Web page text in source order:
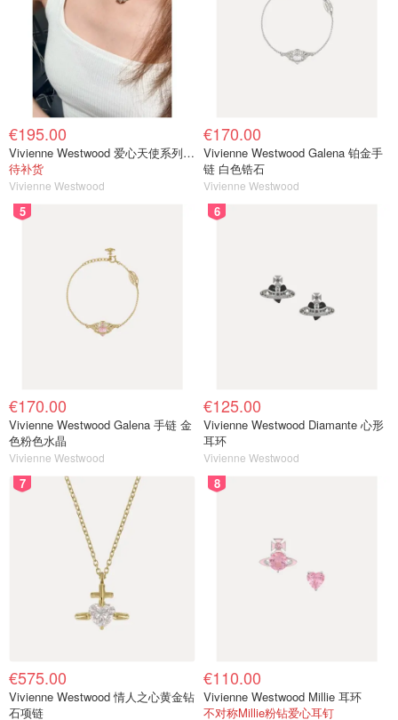
€195.00
Vivienne Westwood 爱心天使系列项链
待补货
Vivienne Westwood
€170.00
Vivienne Westwood Galena 铂金手
链 白色锆石
Vivienne Westwood
5
€170.00
Vivienne Westwood Galena 手链 金
色粉色水晶
Vivienne Westwood
6
€125.00
Vivienne Westwood Diamante 心形
耳环
Vivienne Westwood
7
€575.00
Vivienne Westwood 情人之心黄金钻
石项链
8
€110.00
Vivienne Westwood Millie 耳环
不对称Millie粉钻爱心耳钉